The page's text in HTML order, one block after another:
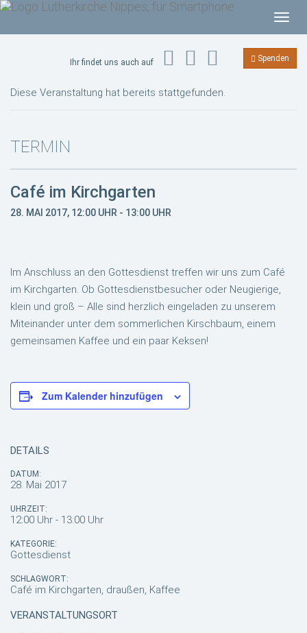
T
o
g
g
n
Ihr findet uns auch auf Spenden
Diese Veranstaltung hat bereits stattgefunden.
TERMIN
Café im Kirchgarten
28. MAI 2017, 12:00 UHR - 13:00 UHR
Im Anschluss an den Gottesdienst treffen wir uns zum Café
im Kirchgarten. Ob Gottesdienstbesucher oder Neugierige,
klein und groß – Alle sind herzlich eingeladen zu unserem
Miteinander unter dem sommerlichen Kirschbaum, einem
gemeinsamen Kaffee und ein paar Keksen!
Zum Kalender hinzufügen
DETAILS
DATUM:
28. Mai 2017
UHRZEIT:
12:00 Uhr - 13:00 Uhr
KATEGORIE:
Gottesdienst
SCHLAGWORT:
Café im Kirchgarten, draußen, Kaffee
VERANSTALTUNGSORT